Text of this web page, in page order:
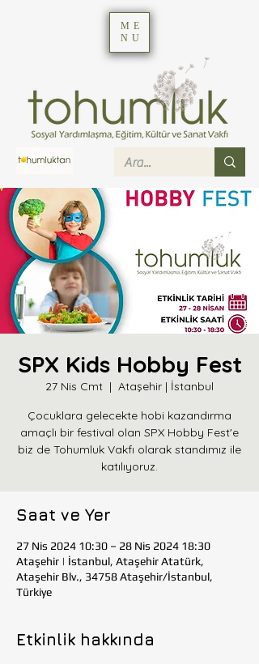
ME
NU
SPX Kids Hobby Fest
27 Nis Cmt
  |
Ataşehir | İstanbul
Çocuklara gelecekte hobi kazandırma
amaçlı bir festival olan SPX Hobby Fest'e
biz de Tohumluk Vakfı olarak standımız ile
katılıyoruz.
Saat ve Yer
27 Nis 2024 10:30 – 28 Nis 2024 18:30
Ataşehir | İstanbul, Ataşehir Atatürk,
Ataşehir Blv., 34758 Ataşehir/İstanbul,
Türkiye
Etkinlik hakkında